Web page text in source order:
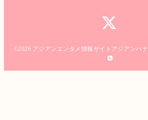
©2026 アジアンエンタメ情報サイトアジアンハナ